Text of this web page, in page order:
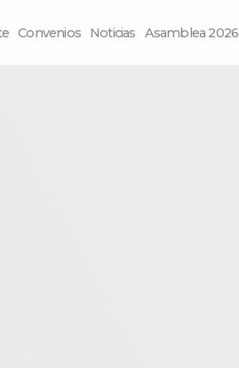
Convenios Noticias Asamblea 2026